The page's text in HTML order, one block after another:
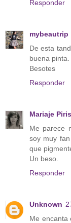
Responder
mybeautrip
De esta
buena pinta.
Besotes
Responder
Mariaje Piris
Me parece
soy muy
que
Un beso.
Responder
Unknown
Me encanta